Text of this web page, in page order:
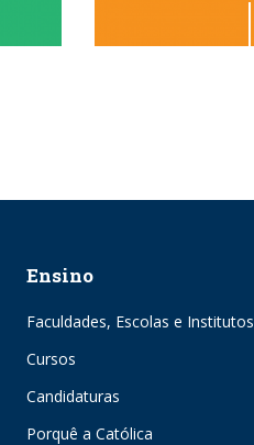
Ensino
Faculdades, Escolas e Institutos
Cursos
Candidaturas
Porquê a Católica